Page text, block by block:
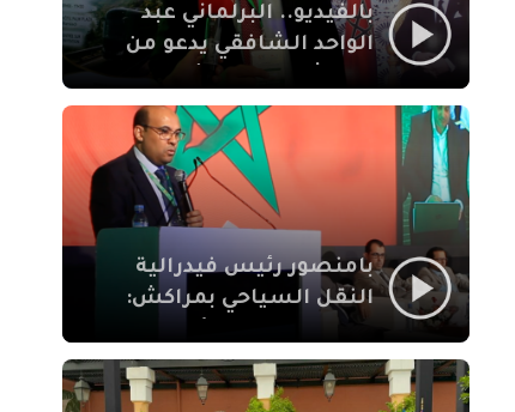
بالفيديو.. البرلماني عبد
الواحد الشافقي يدعو من
النقل السياحي لمواكبة
بامنصور رئيس فيدرالية
النقل السياحي بمراكش:
والاصلاح التشريعي
ركيزتان أساسيتان لكسب